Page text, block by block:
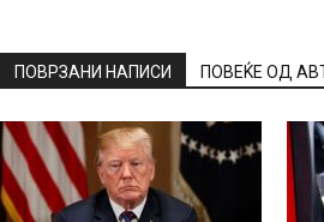
ПОВРЗАНИ НАПИСИ ПОВЕЌЕ ОД